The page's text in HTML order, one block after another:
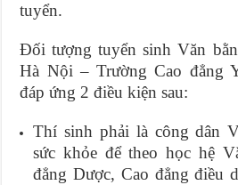
tuyển.
Đối tượng tuyển sinh Văn
Hà Nội – Trường Cao đẳng
đáp ứng 2 điều kiện sau:
Thí sinh phải là công dân
sức khỏe để theo học hệ
đẳng Dược, Cao đẳng điều